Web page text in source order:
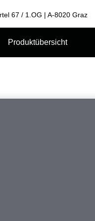
67 / 1.OG | A-8020 Graz
Produktübersicht